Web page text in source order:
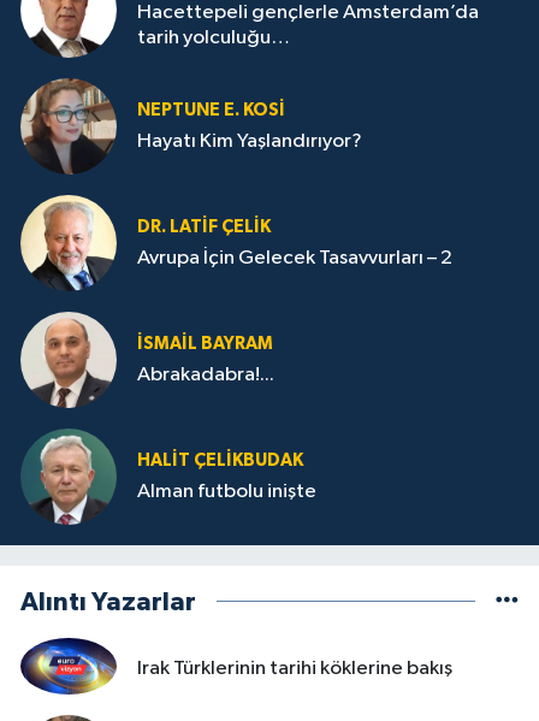
Hacettepeli gençlerle Amsterdam’da
tarih yolculuğu…
NEPTUNE E. KOSİ
Hayatı Kim Yaşlandırıyor?
DR. LATİF ÇELİK
Avrupa İçin Gelecek Tasavvurları – 2
İSMAİL BAYRAM
Abrakadabra!...
HALIT ÇELİKBUDAK
Alman futbolu inişte
Alıntı Yazarlar
Irak Türklerinin tarihi köklerine bakış